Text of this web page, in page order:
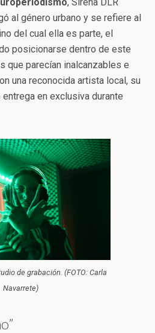
al género urbano y se refiere al
del cual ella es parte, el
posicionarse dentro de este
que parecían inalcanzables e
una reconocida artista local, su
entrega en exclusiva durante
de grabación. (FOTO: Carla
Navarrete)